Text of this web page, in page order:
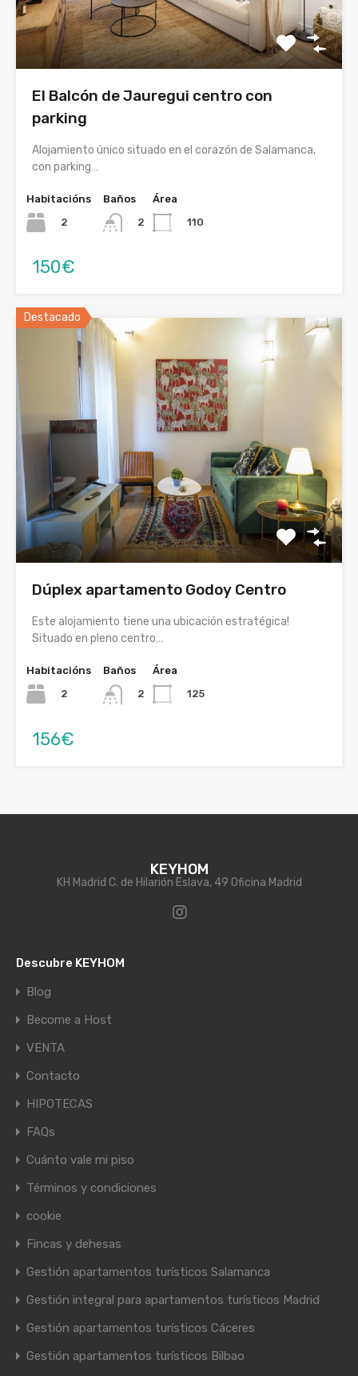
El Balcón de Jauregui centro con
parking
Alojamiento único situado en el corazón de Salamanca,
con parking…
Habitacións
2
Baños
2
Área
110
150€
Destacado
Dúplex apartamento Godoy Centro
Este alojamiento tiene una ubicación estratégica!
Situado en pleno centro…
Habitacións
2
Baños
2
Área
125
156€
KEYHOM
KH Madrid C. de Hilarión Eslava, 49 Oficina Madrid
Descubre KEYHOM
Blog
Become a Host
VENTA
Contacto
HIPOTECAS
FAQs
Cuánto vale mi piso
Términos y condiciones
cookie
Fincas y dehesas
Gestión apartamentos turísticos Salamanca
Gestión integral para apartamentos turísticos Madrid
Gestión apartamentos turísticos Cáceres
Gestión apartamentos turísticos Bilbao